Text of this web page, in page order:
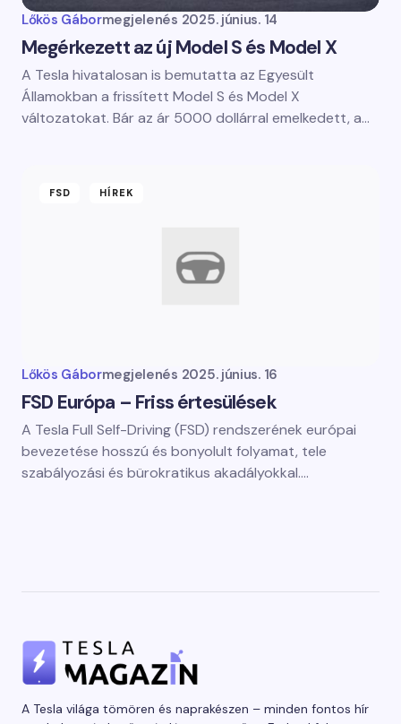
Lőkös Gábormegjelenés 2025. június. 14
Megérkezett az új Model S és Model X
A Tesla hivatalosan is bemutatta az Egyesült
Államokban a frissített Model S és Model X
változatokat. Bár az ár 5000 dollárral emelkedett, a…
FSD HÍREK
Lőkös Gábormegjelenés 2025. június. 16
FSD Európa – Friss értesülések
A Tesla Full Self-Driving (FSD) rendszerének európai
bevezetése hosszú és bonyolult folyamat, tele
szabályozási és bürokratikus akadályokkal.…
A Tesla világa tömören és naprakészen – minden fontos hír